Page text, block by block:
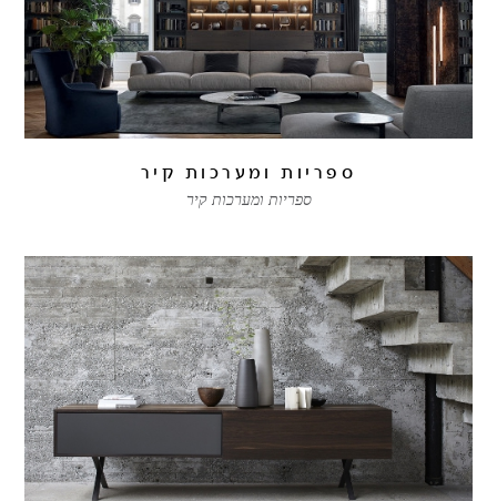
ספריות ומערכות קיר
ספריות ומערכות קיר